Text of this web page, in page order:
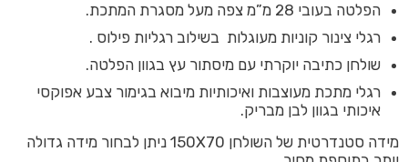
הפלטה בעובי 28 מ”מ צפה מעל מסגרת המתכת.
רגלי צינור קוניות מעוגלות בשילוב רגליות פילוס .
שולחן כתיבה יוקרתי עם מיסתור עץ בגוון הפלטה.
רגלי מתכת מעוצבות ואיכותיות מיבוא בגימור צבע אפוקסי
איכותי בגוון לבן מבריק.
מידה סטנדרטית של השולחן 150X70 ניתן לבחור מידה גדולה